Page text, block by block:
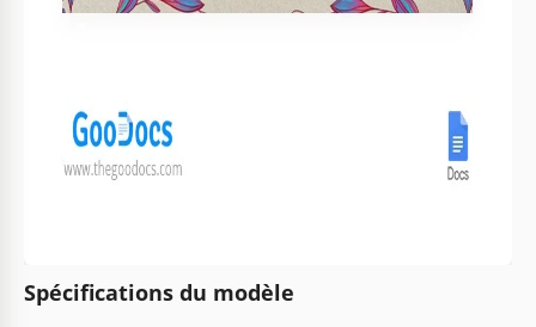
Spécifications du modèle